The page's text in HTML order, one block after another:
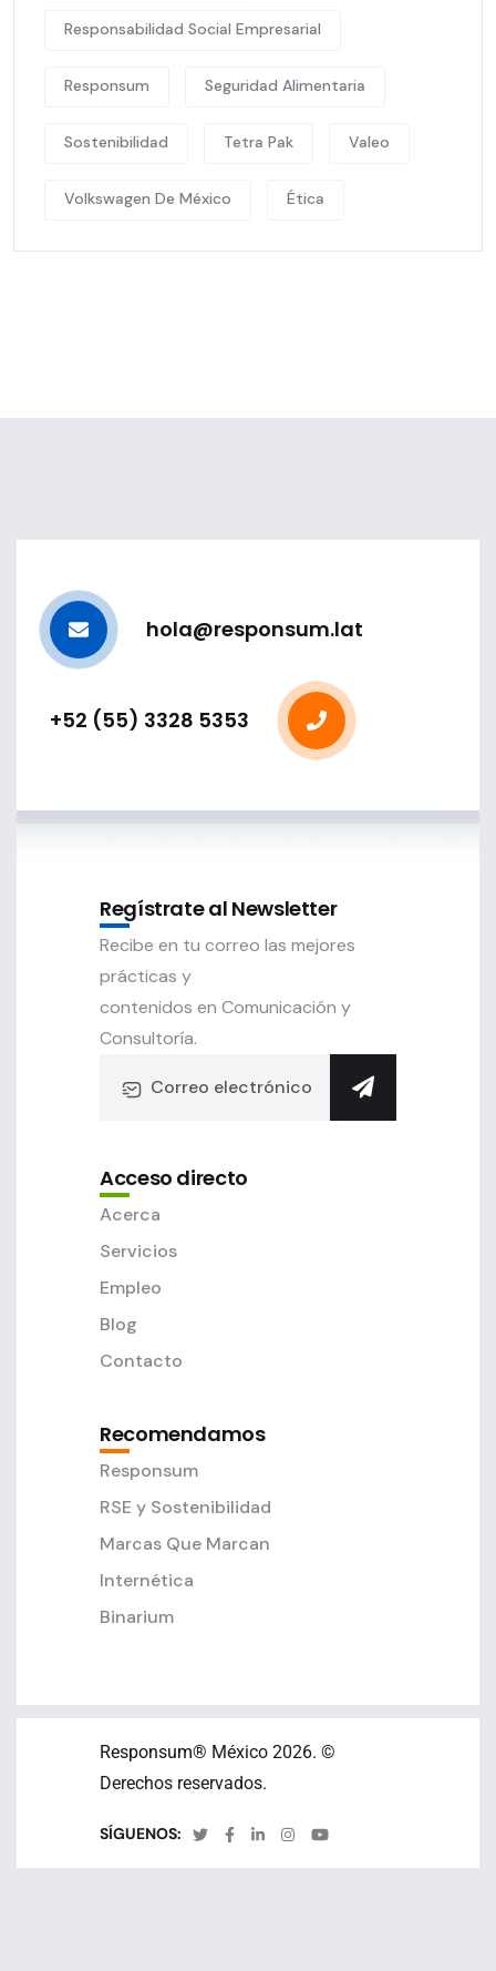
Responsabilidad Social Empresarial
Responsum Seguridad Alimentaria
Sostenibilidad Tetra Pak Valeo
Volkswagen De México Ética
hola@responsum.lat
+52 (55) 3328 5353
Regístrate al Newsletter
Recibe en tu correo las mejores
prácticas y
contenidos en Comunicación y
Consultoría.
Acceso directo
Acerca
Servicios
Empleo
Blog
Contacto
Recomendamos
Responsum
RSE y Sostenibilidad
Marcas Que Marcan
Internética
Binarium
Responsum® México 2026. ©
Derechos reservados.
SÍGUENOS: